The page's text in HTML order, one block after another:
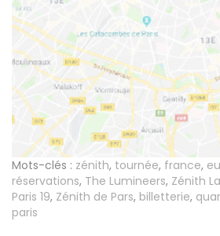
Mots-clés : zénith, tournée, france,
réservations, The Lumineers, Zénith
Paris 19, Zénith de Pars, billetterie,
paris